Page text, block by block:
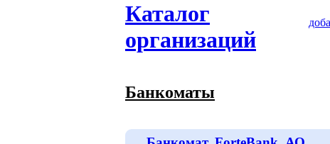
Каталог
организаций
Банкоматы